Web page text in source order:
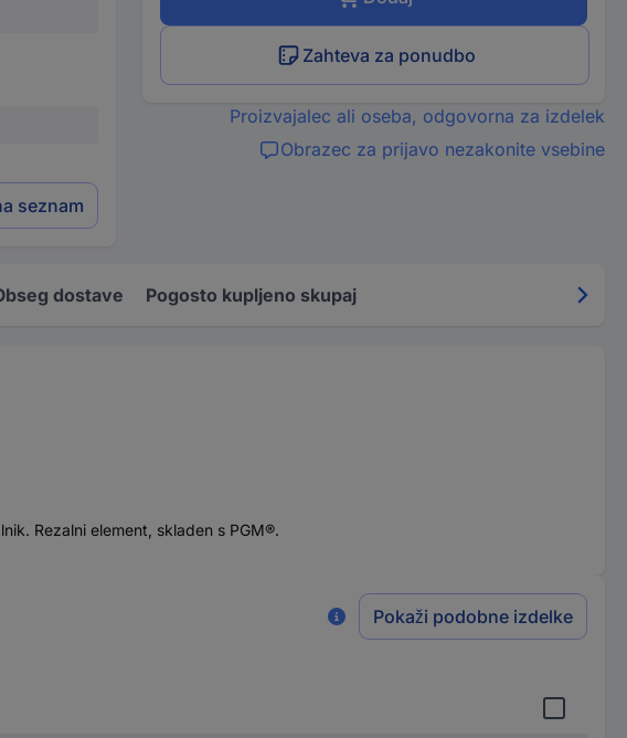
seznam
Zahteva za ponudbo
Proizvajalec ali oseba, odgovorna za izdelek
Obrazec za prijavo nezakonite vsebine
dostave Pogosto kupljeno skupaj
Rezalni element, skladen s PGM®.
Pokaži podobne izdelke